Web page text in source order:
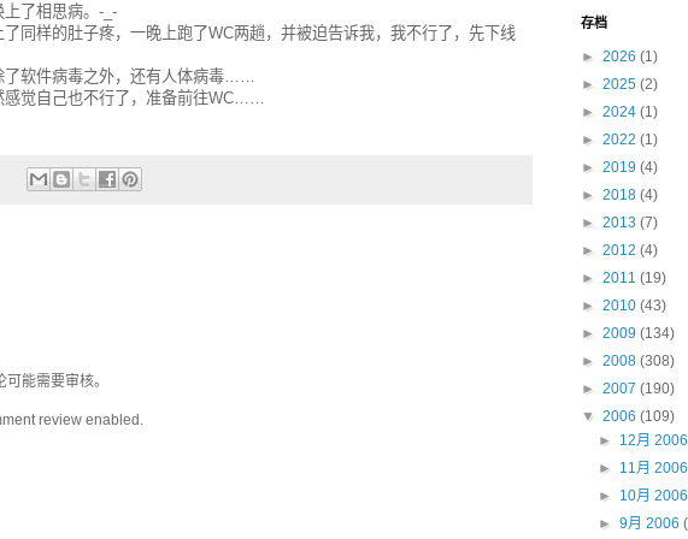
了相思病。-_-
了同样的肚子疼，一晚上跑了WC两趟，并被迫告诉我，我不行了，先下线
了软件病毒之外，还有人体病毒……
感觉自己也不行了，准备前往WC……
能需要审核。
review enabled.
存档
► 2026 (1)
► 2025 (2)
► 2024 (1)
► 2022 (1)
► 2019 (4)
► 2018 (4)
► 2013 (7)
► 2012 (4)
► 2011 (19)
► 2010 (43)
► 2009 (134)
► 2008 (308)
► 2007 (190)
▼ 2006 (109)
► 12月
► 11月
► 10月
►9月 2006